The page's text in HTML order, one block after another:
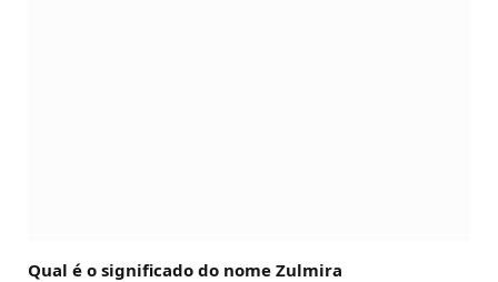
Qual é o significado do nome Zulmira